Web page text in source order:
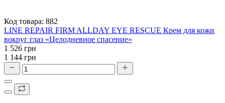
Код товара: 882
LINE REPAIR FIRM ALLDAY EYE RESCUE Крем для кожи
вокруг глаз «Целодневное спасение»
1 526 грн
1 144 грн